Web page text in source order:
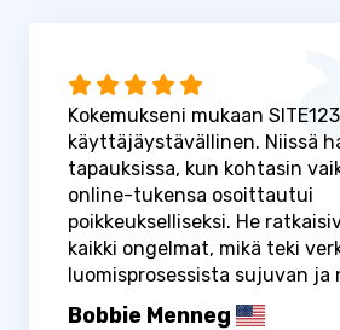
Kokemukseni mukaan
käyttäjäystävällinen. Niissä
tapauksissa, kun kohtasin
online-tukensa osoittautui
poikkeukselliseksi. He
kaikki ongelmat, mikä teki
luomisprosessista sujuvan ja
Bobbie Menneg